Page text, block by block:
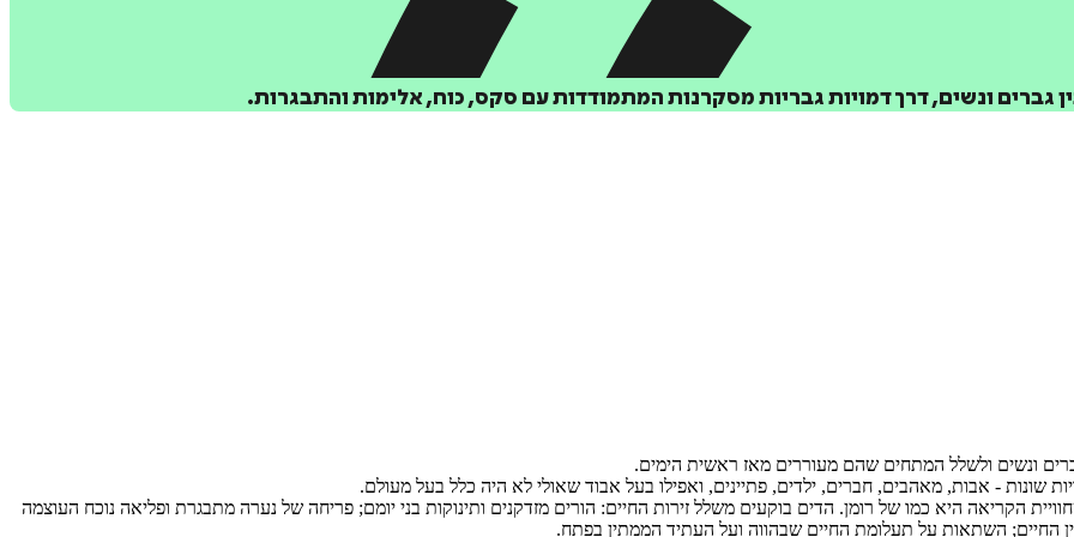
גברים ונשים, דרך דמויות גבריות מסקרנות המתמודדות עם סקס, כוח, אלימות והתבגרות.
ונשים ולשלל המתחים שהם מעוררים מאז ראשית הימים.
שונות - אבות, מאהבים, חברים, ילדים, פתיינים, ואפילו בעל אבוד שאולי לא היה כלל בעל מעולם.
הקריאה היא כמו של רומן. הדים בוקעים משלל זירות החיים: הורים מזדקנים ותינוקות בני יומם; פריחה של נערה מתבגרת ופליאה נוכח העוצמה
החיים; השתאות על תעלומת החיים שבהווה ועל העתיד הממתין בפתח.